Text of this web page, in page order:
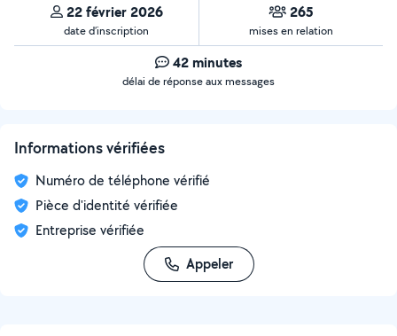
22 février 2026
date d’inscription
265
mises en relation
42 minutes
délai de réponse aux messages
Informations vérifiées
Numéro de téléphone vérifié
Pièce d'identité vérifiée
Entreprise vérifiée
Appeler